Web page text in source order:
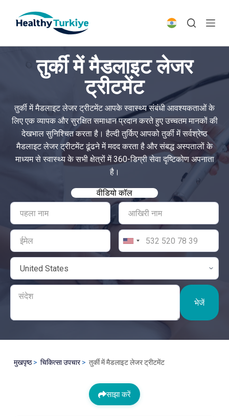
p
t
तुर्की में मैडलाइट लेजर
ट्रीटमेंट
तुर्की में मैडलाइट लेजर ट्रीटमेंट आपके स्वास्थ्य संबंधी आवश्यकताओं के
लिए एक व्यापक और सुरक्षित समाधान प्रदान करते हुए उच्चतम मानकों की
देखभाल सुनिश्चित करता है। हैल्दी तुर्किए आपको तुर्की में सर्वश्रेष्ठ
मैडलाइट लेजर ट्रीटमेंट ढूंढने में मदद करता है और संबद्ध अस्पतालों के
माध्यम से स्वास्थ्य के सभी क्षेत्रों में 360-डिग्री सेवा दृष्टिकोण अपनाता
है।
वीडियो कॉल
भेजें
मुखपृष्ठ चिकित्सा उपचार तुर्की में मैडलाइट लेजर ट्रीटमेंट
साझा करें